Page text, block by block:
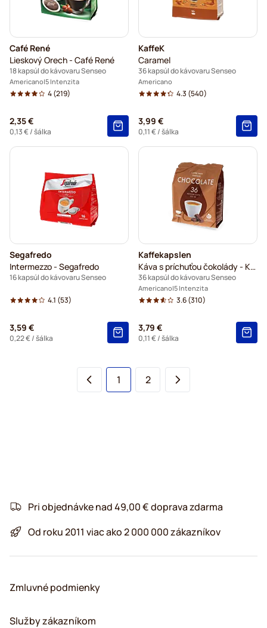
Café René
Lieskový Orech - Café René
18 kapsúl do kávovaru Senseo
Americano 5 Intenzita
4(219)
2,35 €
0,13 €/ šálka
KaffeK
Caramel
36 kapsúl do kávovaru Senseo
Americano
4.3 (540)
3,99 €
0,11 €/ šálka
Segafredo
Intermezzo - Segafredo
16 kapsúl do kávovaru Senseo
4.1 (53)
3,59 €
0,22 €/ šálka
Kaffekapslen
Káva s príchuťou čokolády - Káva na každý deň
36 kapsúl do kávovaru Senseo
Americano 5 Intenzita
3.6(310)
3,79 €
0,11 €/ šálka
You're currently reading page
1 Page
2
Pri objednávke nad 49,00 € doprava zdarma
Od roku 2011 viac ako 2 000 000 zákazníkov
Zmluvné podmienky
Služby zákazníkom